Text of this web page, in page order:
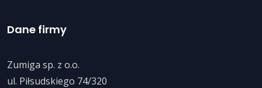
Dane firmy
Zumiga sp. z o.o.
ul. Piłsudskiego 74/320